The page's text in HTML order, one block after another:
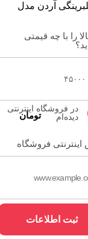
آردن مدل
را با چه قیمتی
تومان
در فروشگاه اینترنتی
دیده‌ام
اینترنتی فروشگاه
ثبت اطلاعات